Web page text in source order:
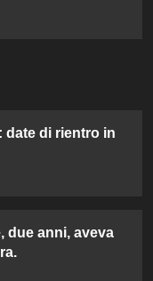
date di rientro in
due anni, aveva